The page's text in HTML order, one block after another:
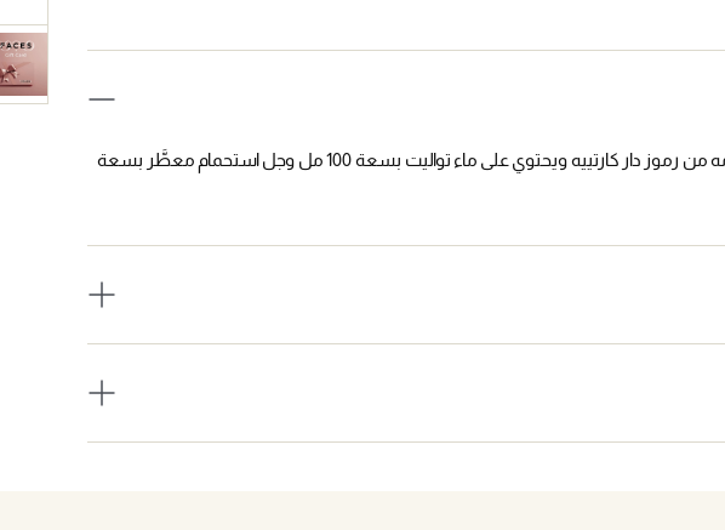
يزدان هذا الصندوق بزخرفة زاهية وينهل إلهامه من رموز دار كارتييه ويحتوي على ماء تواليت بسعة 100 مل وجل استحمام معطَّر بسعة